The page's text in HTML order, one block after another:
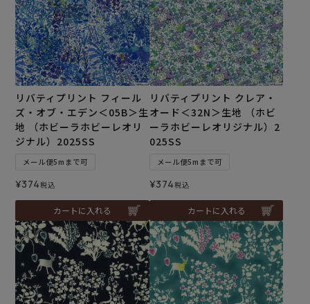
リバティプリント フィール
ズ・オブ・エデン＜05B＞生
地 （ホビーラホビーレオリ
ジナル）2025SS
メール便5mまで可
¥374税込
カートに入れる
リバティプリント クレア・
オード＜32N＞生地 （ホビ
ーラホビーレオリジナル）2
025SS
メール便5mまで可
¥374税込
カートに入れる